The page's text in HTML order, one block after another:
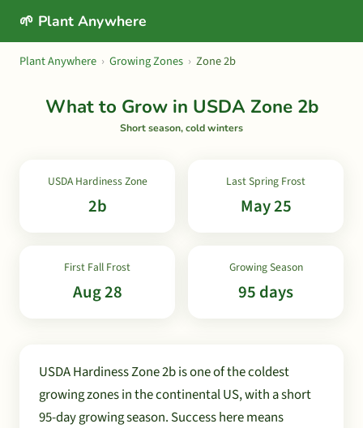
🌱 Plant Anywhere
Plant Anywhere › Growing Zones › Zone 2b
What to Grow in USDA Zone 2b
Short season, cold winters
USDA Hardiness Zone
2b
Last Spring Frost
May 25
First Fall Frost
Aug 28
Growing Season
95 days
USDA Hardiness Zone 2b is one of the coldest
growing zones in the continental US, with a short
95-day growing season. Success here means